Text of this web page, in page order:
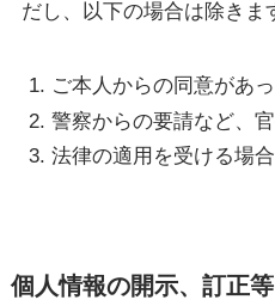
だし、以下の場合は除きま
ご本人からの同意があ
警察からの要請など、
法律の適用を受ける場合
個人情報の開示、訂正